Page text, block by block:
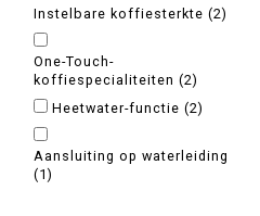
Instelbare koffiesterkte (2)
One-Touch-
koffiespecialiteiten (2)
Heetwater-functie (2)
Aansluiting op waterleiding
(1)